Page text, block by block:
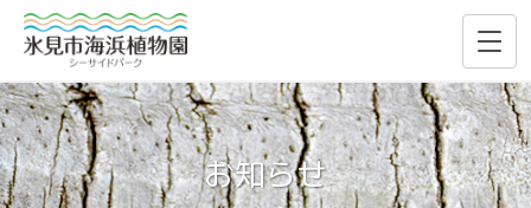
お知らせ